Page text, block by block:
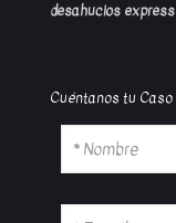
desahucios express
Cuéntanos tu Caso